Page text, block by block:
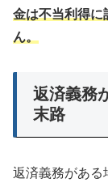
金は不当利得に
ん。
返済義務
末路
返済義務がある